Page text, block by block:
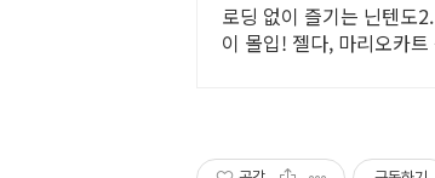
로딩 없이 즐기는 닌텐도
이 몰입! 젤다, 마리오카